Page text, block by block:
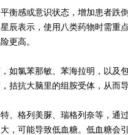
感或意识状态，增加患者跌
辰表示，使用八类药物时需重
更高。
如氯苯那敏、苯海拉明，以及
拮抗大脑里的组胺受体，从而
、格列美脲、瑞格列奈等，通
，可能导致低血糖。低血糖会